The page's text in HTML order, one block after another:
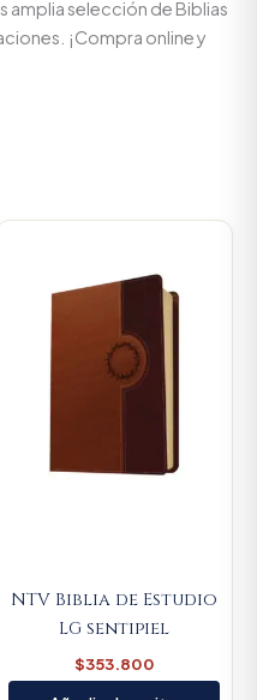
amplia selección de Biblias
¡Compra online y
NTV Biblia de Estudio
LG sentipiel
$353.800